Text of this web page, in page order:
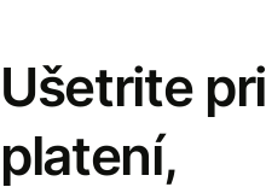
Ušetrite pri
platení,